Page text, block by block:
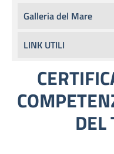
DEL
Galleria del Mare
LINK UTILI